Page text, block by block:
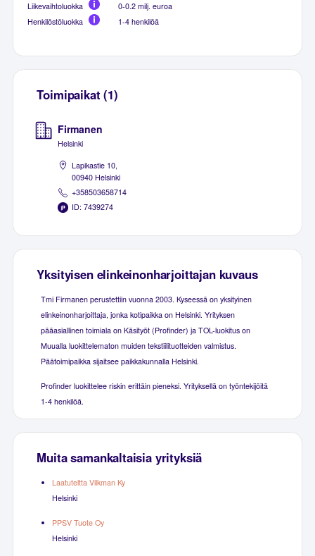
Liikevaihtoluokka
0-0.2 milj. euroa
Henkilöstöluokka
1-4 henkilöä
Toimipaikat (1)
Firmanen
Helsinki
Lapikastie 10,
00940 Helsinki
+358503658714
ID: 7439274
Yksityisen elinkeinonharjoittajan kuvaus
Tmi Firmanen perustettiin vuonna 2003. Kyseessä on yksityinen
elinkeinonharjoittaja, jonka kotipaikka on Helsinki. Yrityksen
pääasiallinen toimiala on Käsityöt (Profinder) ja TOL-luokitus on
Muualla luokittelematon muiden tekstiilituotteiden valmistus.
Päätoimipaikka sijaitsee paikkakunnalla Helsinki.
Profinder luokittelee riskin erittäin pieneksi. Yrityksellä on työntekijöitä
1-4 henkilöä.
Muita samankaltaisia yrityksiä
Laatuteltta Vilkman Ky
Helsinki
PPSV Tuote Oy
Helsinki